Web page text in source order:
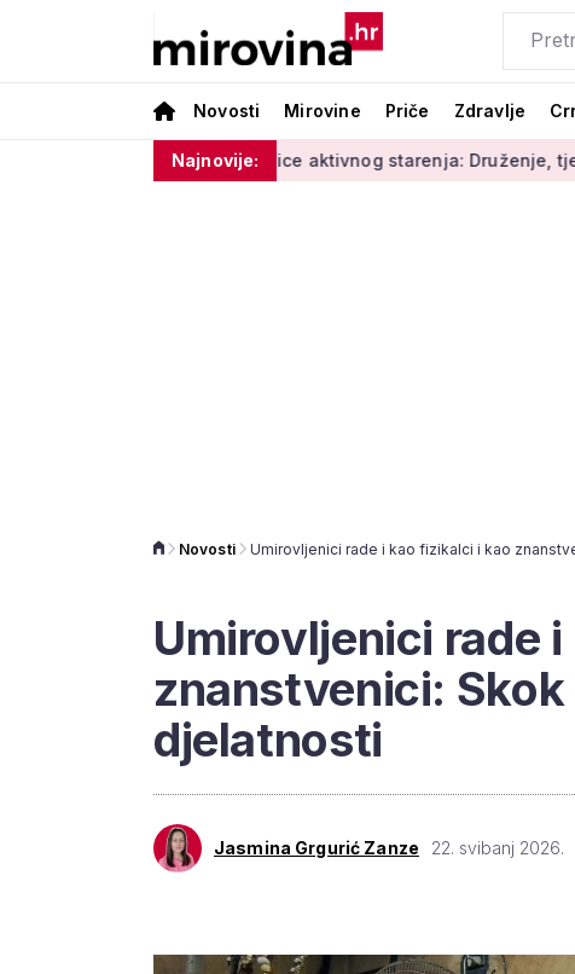
Novosti Mirovine Priče Zdravlje
Najnovije:
Radionice aktivnog starenja: Druženje, tjelovježba i
Novosti
Umirovljenici rade
znanstvenici:
djelatnosti
Jasmina Grgurić Zanze 22. svibanj 2026.